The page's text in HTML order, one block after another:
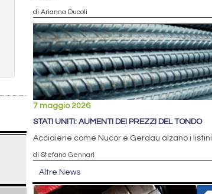
di Arianna Ducoli
7 maggio 2026
STATI UNITI: AUMENTI DEI PREZZI DEL TONDO
Acciaierie come Nucor e Gerdau alzano i listini
di Stefano Gennari
Altre News